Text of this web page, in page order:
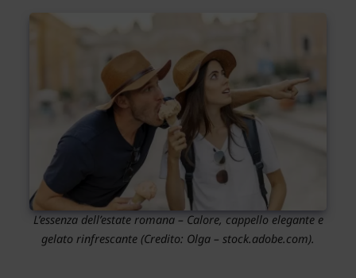
L’essenza dell’estate romana – Calore, cappello elegante e
gelato rinfrescante (Credito: Olga – stock.adobe.com).